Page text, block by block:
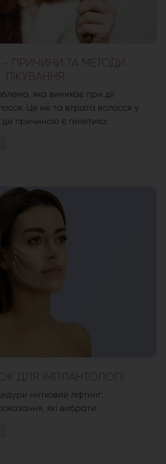
ПРИЧИНИ ТА МЕТОДИ
ЛІКУВАННЯ
яка виникає при дії
Це не та втрата волосся у
де причиною є генетика.
ДЛЯ ІМПЛАНТОЛОГІЇ
нитковий ліфтинг:
які вибрати.